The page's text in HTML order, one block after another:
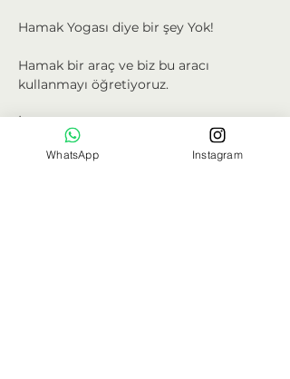
Hamak Yogası diye bir şey Yok!
Hamak bir araç ve biz bu aracı
kullanmayı öğretiyoruz.
İster Hatha Yoga, ister pilates, ister
fizyoterapi yaptırın; fark etmez.
Biz size hamağın dinamiklerini
WhatsApp Instagram